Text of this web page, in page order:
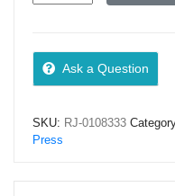
Topo
quantity
Ask a Question
SKU: RJ-0108333
Press